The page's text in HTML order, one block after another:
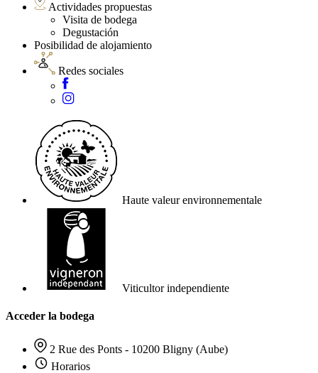
Actividades propuestas
Visita de bodega
Degustación
Posibilidad de alojamiento
Redes sociales
Haute valeur environnementale
Viticultor independiente
Acceder la bodega
2 Rue des Ponts - 10200 Bligny (Aube)
Horarios